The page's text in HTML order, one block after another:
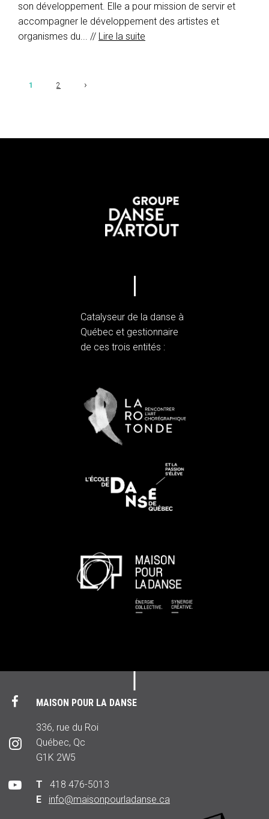
son développement. Elle a pour mission de servir et
accompagner le développement des artistes et
organismes du... // Lire la suite
1 2 ›
Catalyseur de la danse à
Québec et gestionnaire
de ces trois entités :
MAISON POUR LA DANSE
336, rue du Roi
Québec, Qc
G1K 2W5
T 418 476-5013
E
info@maisonpourladanse.ca